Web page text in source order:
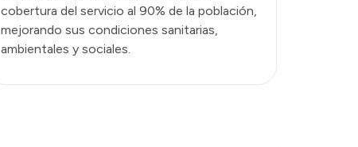
cobertura del servicio al 90% de la población,
mejorando sus condiciones sanitarias,
ambientales y sociales.